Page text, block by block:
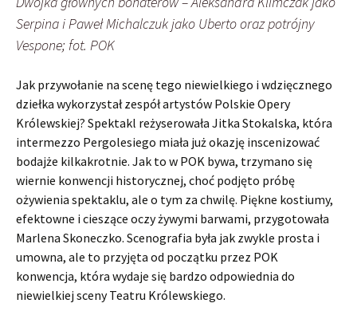
Serpina i Paweł Michalczuk jako Uberto oraz potrójny
Vespone; fot. POK
Jak przywołanie na scenę tego niewielkiego i wdzięcznego
dziełka wykorzystał zespół artystów Polskie Opery
Królewskiej? Spektakl reżyserowała Jitka Stokalska, która
intermezzo Pergolesiego miała już okazję inscenizować
bodajże kilkakrotnie. Jak to w POK bywa, trzymano się
wiernie konwencji historycznej, choć podjęto próbę
ożywienia spektaklu, ale o tym za chwilę. Piękne kostiumy,
efektowne i cieszące oczy żywymi barwami, przygotowała
Marlena Skoneczko. Scenografia była jak zwykle prosta i
umowna, ale to przyjęta od początku przez POK
konwencja, która wydaje się bardzo odpowiednia do
niewielkiej sceny Teatru Królewskiego.